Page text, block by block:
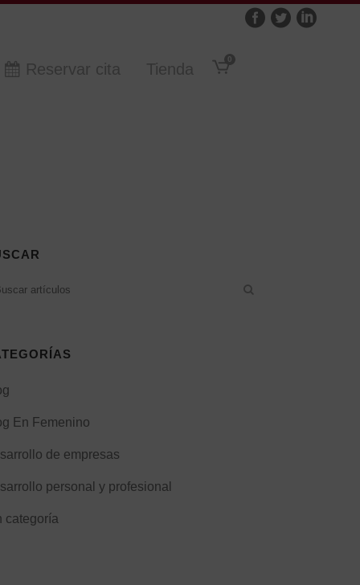
0
Reservar cita Tienda
En Femenino
de empresas
personal y profesional
categoría